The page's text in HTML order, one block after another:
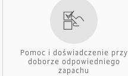
Pomoc i doświadczenie przy
doborze odpowiedniego
zapachu